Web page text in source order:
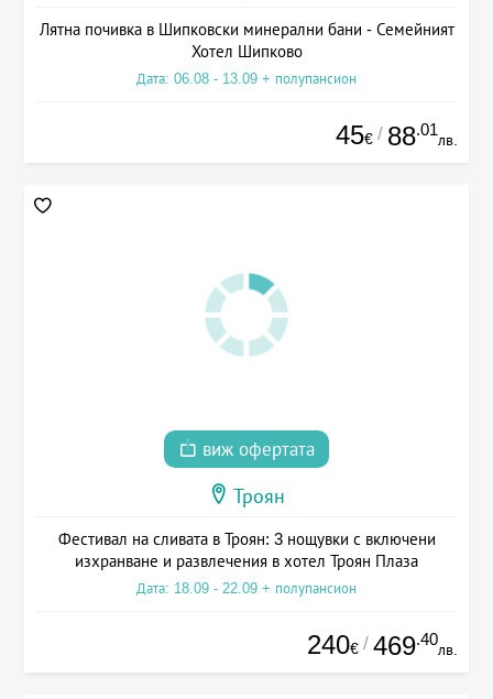
Лятна почивка в Шипковски минерални бани - Семейният
Хотел Шипково
Дата: 06.08 - 13.09 + полупансион
45€ / 88.01
лв.
виж офертата
Троян
Фестивал на сливата в Троян: 3 нощувки с включени
изхранване и развлечения в хотел Троян Плаза
Дата: 18.09 - 22.09 + полупансион
240€ / 469.40
лв.